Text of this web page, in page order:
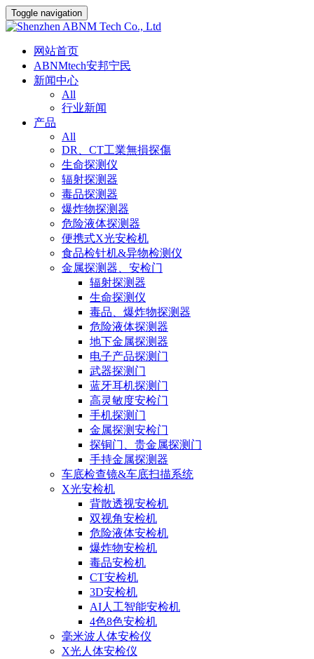
Toggle navigation
网站首页
ABNMtech安邦宁民
新闻中心
All
行业新闻
产品
All
DR、CT工業無損探傷
生命探测仪
辐射探测器
毒品探测器
爆炸物探测器
危险液体探测器
便携式X光安检机
食品检针机&异物检测仪
金属探测器、安检门
辐射探测器
生命探测仪
毒品、爆炸物探测器
危险液体探测器
地下金属探测器
电子产品探测门
武器探测门
蓝牙耳机探测门
高灵敏度安检门
手机探测门
金属探测安检门
探铜门、贵金属探测门
手持金属探测器
车底检查镜&车底扫描系统
X光安检机
背散透视安检机
双视角安检机
危险液体安检机
爆炸物安检机
毒品安检机
CT安检机
3D安检机
AI人工智能安检机
4色8色安检机
毫米波人体安检仪
X光人体安检仪